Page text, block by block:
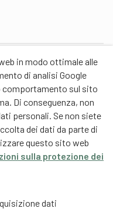
in modo ottimale alle
di analisi Google
comportamento sul sito
Di conseguenza, non
personali. Se non siete
dei dati da parte di
questo sito web
sulla protezione dei
dati
dello Sport Macolin